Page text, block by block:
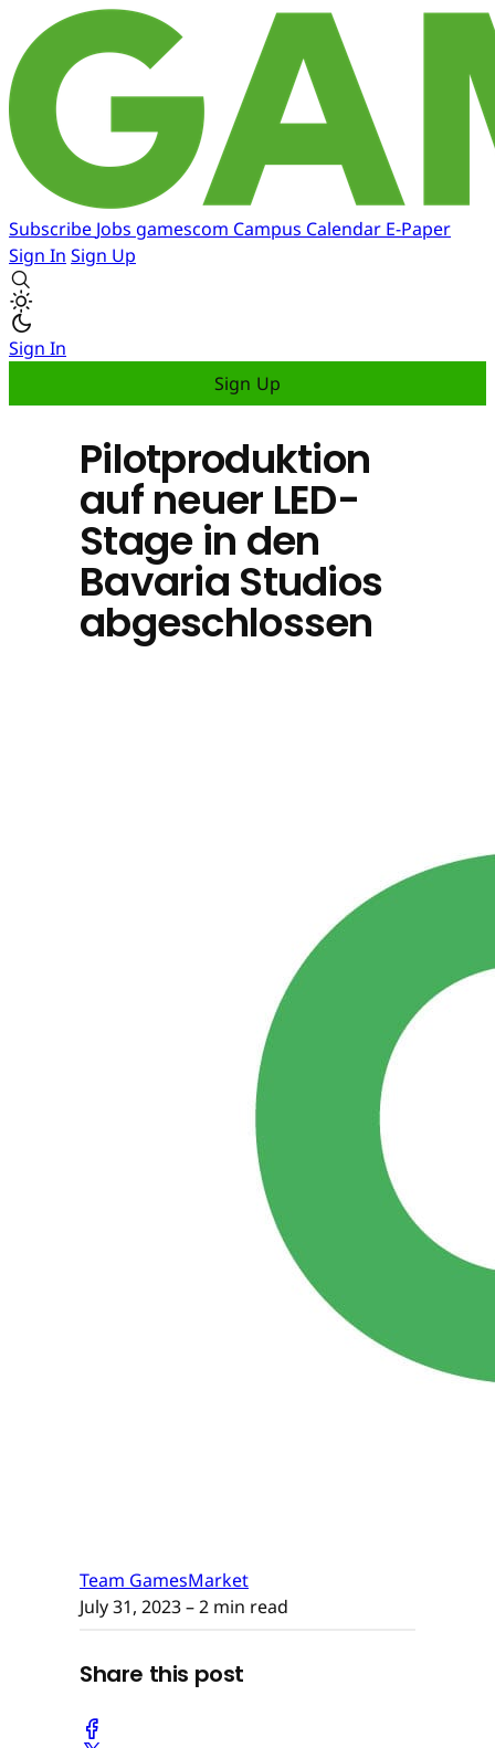
Subscribe Jobs gamescom Campus Calendar E-Paper
Sign In Sign Up
Sign In
Sign Up
Pilotproduktion
auf neuer LED-
Stage in den
Bavaria Studios
abgeschlossen
Team GamesMarket
July 31, 2023– 2 min read
Share this post